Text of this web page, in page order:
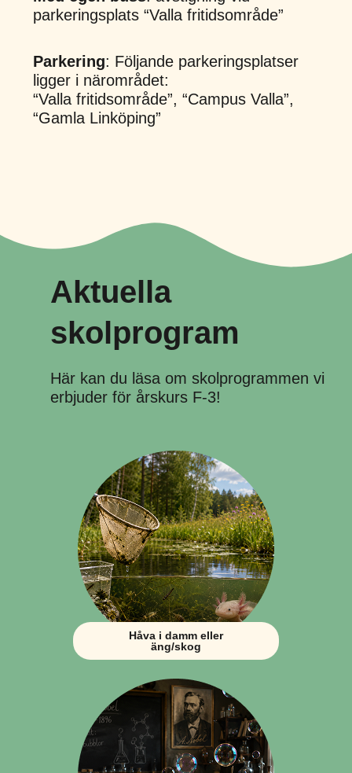
parkeringsplats “Valla fritidsområde”
Parkering: Följande parkeringsplatser
ligger i närområdet:
“Valla fritidsområde”, “Campus Valla”,
“Gamla Linköping”
Aktuella
skolprogram
Här kan du läsa om skolprogrammen vi
erbjuder för årskurs F-3!
Håva i damm eller
äng/skog​